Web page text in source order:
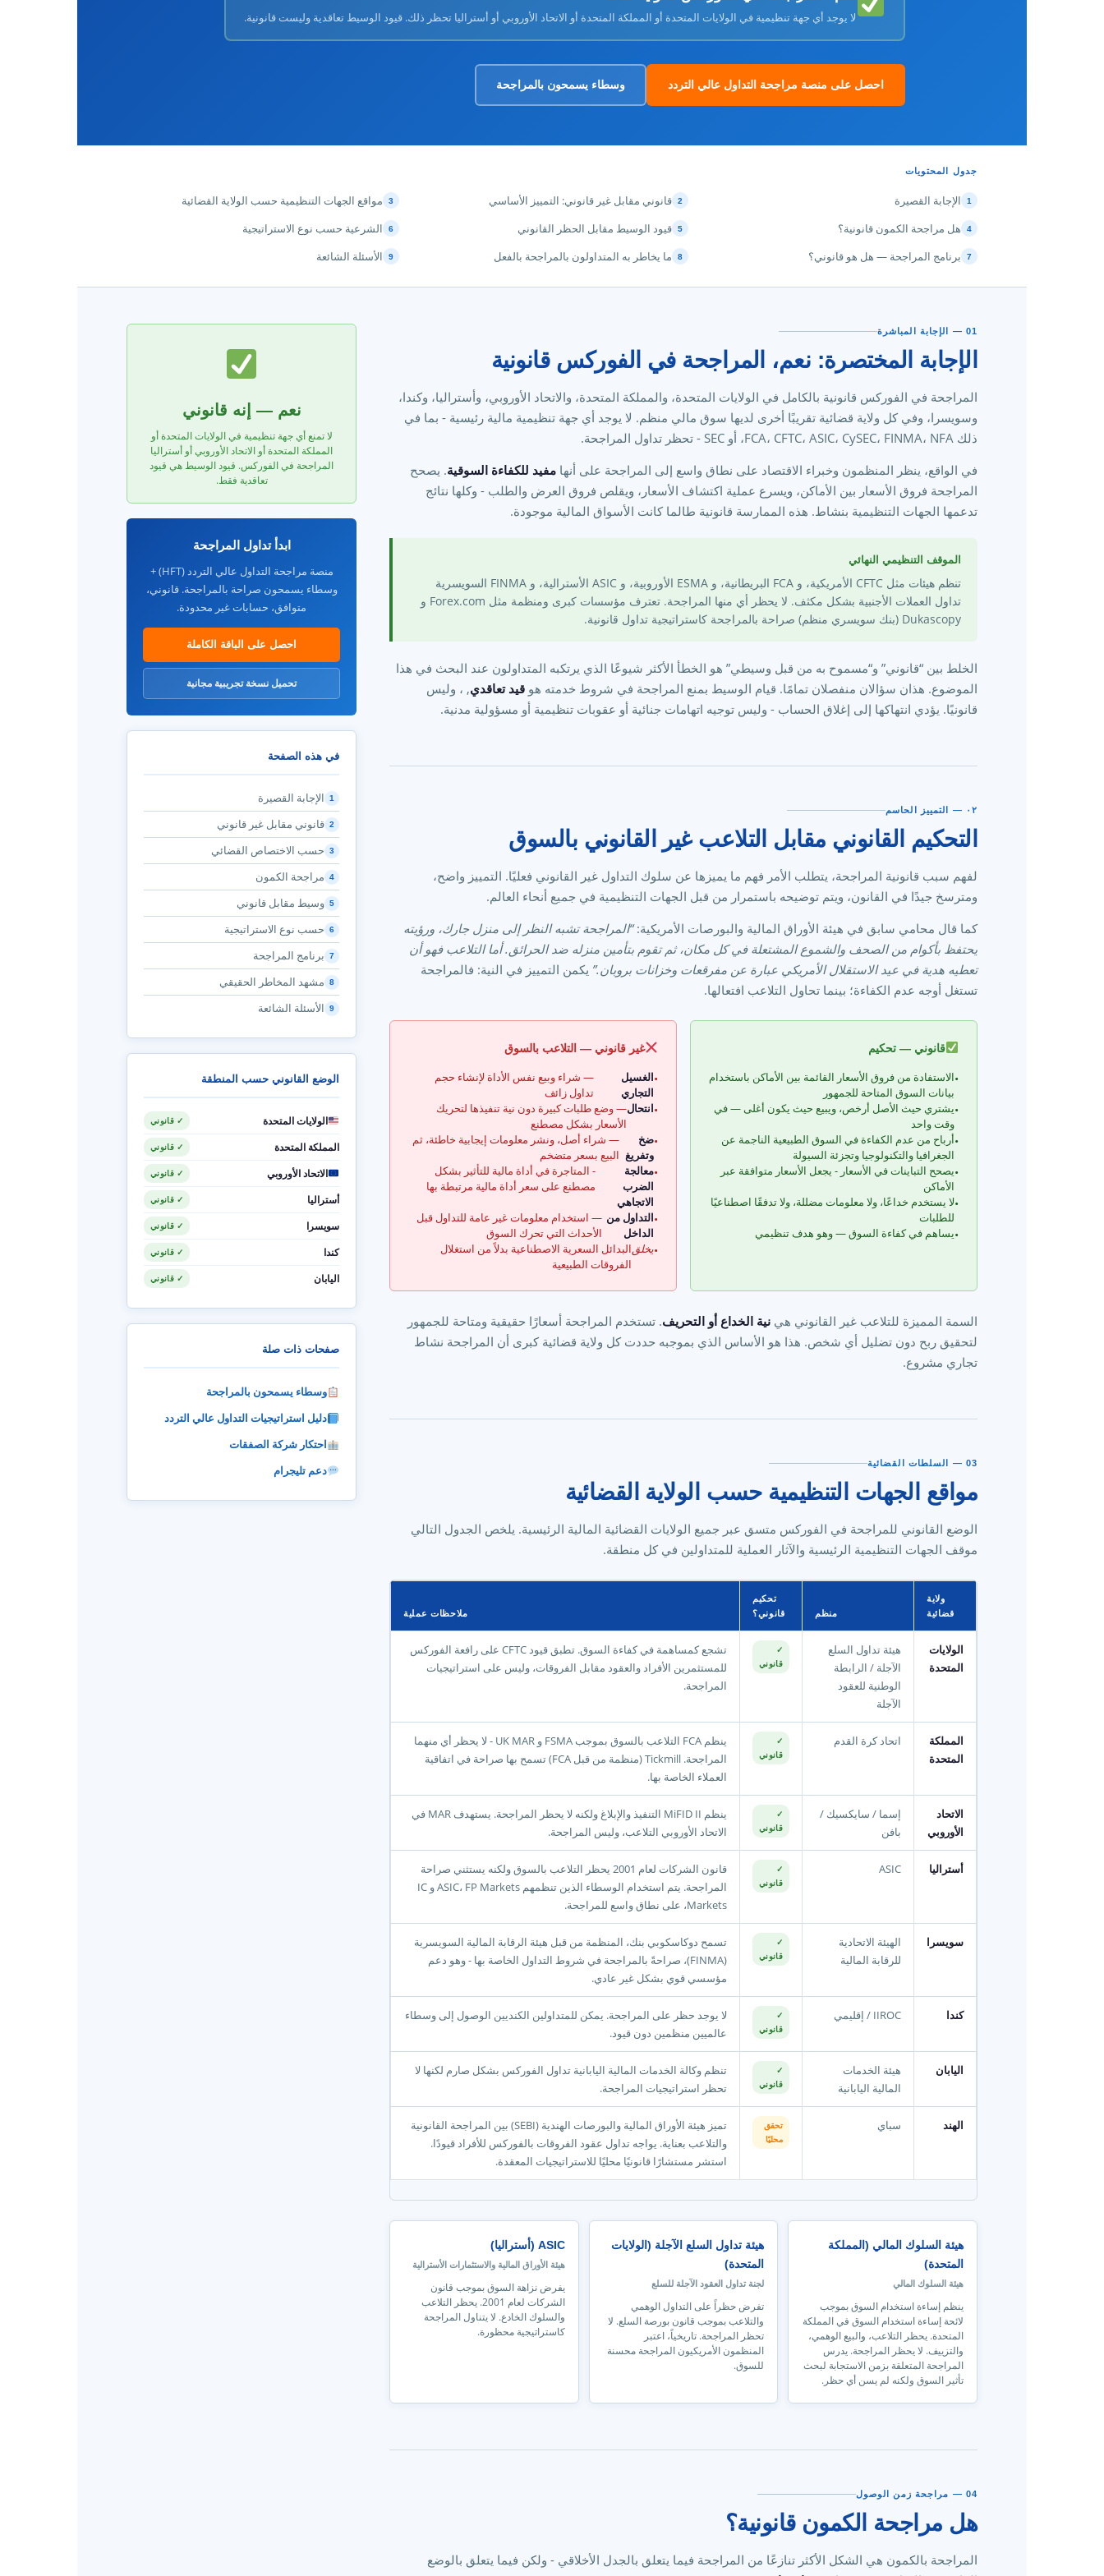
لا يوجد أي جهة تنظيمية في الولايات المتحدة أو المملكة المتحدة أو الاتحاد الأوروبي أو أستراليا تحظر ذلك. قيود الوسيط تعاقدية وليست قانونية.
احصل على منصة مراجحة التداول عالي التردد وسطاء يسمحون بالمراجحة
جدول المحتويات
1 الإجابة القصيرة 2 قانوني مقابل غير قانوني: التمييز الأساسي 3 مواقع الجهات التنظيمية حسب الولاية القضائية
4 هل مراجحة الكمون قانونية؟ 5 قيود الوسيط مقابل الحظر القانوني 6 الشرعية حسب نوع الاستراتيجية
7 برنامج المراجحة — هل هو قانوني؟ 8 ما يخاطر به المتداولون بالمراجحة بالفعل 9 الأسئلة الشائعة
01 — الإجابة المباشرة
الإجابة المختصرة: نعم، المراجحة في الفوركس قانونية
المراجحة في الفوركس قانونية بالكامل في الولايات المتحدة، والمملكة المتحدة، والاتحاد الأوروبي، وأستراليا، وكندا،
وسويسرا، وفي كل ولاية قضائية تقريبًا أخرى لديها سوق مالي منظم. لا يوجد أي جهة تنظيمية مالية رئيسية - بما في
ذلك FCA، CFTC، ASIC، CySEC، FINMA، NFA، أو SEC - تحظر تداول المراجحة.
في الواقع، ينظر المنظمون وخبراء الاقتصاد على نطاق واسع إلى المراجحة على أنها مفيد للكفاءة السوقية. يصحح
المراجحة فروق الأسعار بين الأماكن، ويسرع عملية اكتشاف الأسعار، ويقلص فروق العرض والطلب - وكلها نتائج
تدعمها الجهات التنظيمية بنشاط. هذه الممارسة قانونية طالما كانت الأسواق المالية موجودة.
الموقف التنظيمي النهائي
تنظم هيئات مثل CFTC الأمريكية، و FCA البريطانية، و ESMA الأوروبية، و ASIC الأسترالية، و FINMA السويسرية
تداول العملات الأجنبية بشكل مكثف. لا يحظر أي منها المراجحة. تعترف مؤسسات كبرى ومنظمة مثل Forex.com و
Dukascopy (بنك سويسري منظم) صراحة بالمراجحة كاستراتيجية تداول قانونية.
الخلط بين “قانوني” و“مسموح به من قبل وسيطي” هو الخطأ الأكثر شيوعًا الذي يرتكبه المتداولون عند البحث في هذا
الموضوع. هذان سؤالان منفصلان تمامًا. قيام الوسيط بمنع المراجحة في شروط خدمته هو قيد تعاقدي, ، وليس
قانونيًا. يؤدي انتهاكها إلى إغلاق الحساب - وليس توجيه اتهامات جنائية أو عقوبات تنظيمية أو مسؤولية مدنية.
٠٢ — التمييز الحاسم
التحكيم القانوني مقابل التلاعب غير القانوني بالسوق
لفهم سبب قانونية المراجحة، يتطلب الأمر فهم ما يميزها عن سلوك التداول غير القانوني فعليًا. التمييز واضح،
ومترسخ جيدًا في القانون، ويتم توضيحه باستمرار من قبل الجهات التنظيمية في جميع أنحاء العالم.
كما قال محامي سابق في هيئة الأوراق المالية والبورصات الأمريكية:“المراجحة تشبه النظر إلى منزل جارك، ورؤيته
يحتفظ بأكوام من الصحف والشموع المشتعلة في كل مكان، ثم تقوم بتأمين منزله ضد الحرائق. أما التلاعب فهو أن
تعطيه هدية في عيد الاستقلال الأمريكي عبارة عن مفرقعات وخزانات بروبان.” يكمن التمييز في النية: فالمراجحة
تستغل أوجه عدم الكفاءة؛ بينما تحاول التلاعب افتعالها.
قانوني — تحكيم
•الاستفادة من فروق الأسعار القائمة بين الأماكن باستخدام
بيانات السوق المتاحة للجمهور
•يشتري حيث الأصل أرخص، ويبيع حيث يكون أغلى — في
وقت واحد
•أرباح من عدم الكفاءة في السوق الطبيعية الناجمة عن
الجغرافيا والتكنولوجيا وتجزئة السيولة
•يصحح التباينات في الأسعار - يجعل الأسعار متوافقة عبر
الأماكن
•لا يستخدم خداعًا، ولا معلومات مضللة، ولا تدفقًا اصطناعيًا
للطلبات
•يساهم في كفاءة السوق — وهو هدف تنظيمي
غير قانوني — التلاعب بالسوق
•الغسيل
التجاري
— شراء وبيع نفس الأداة لإنشاء حجم
تداول زائف
•انتحال— وضع طلبات كبيرة دون نية تنفيذها لتحريك
الأسعار بشكل مصطنع
•ضخ
وتفريغ
— شراء أصل، ونشر معلومات إيجابية خاطئة، ثم
البيع بسعر متضخم
•معالجة
الضرب
الاتجاهي
- المتاجرة في أداة مالية للتأثير بشكل
مصطنع على سعر أداة مالية مرتبطة بها
•التداول من
الداخل
— استخدام معلومات غير عامة للتداول قبل
الأحداث التي تحرك السوق
•يخلقالبدائل السعرية الاصطناعية بدلاً من استغلال
الفروقات الطبيعية
السمة المميزة للتلاعب غير القانوني هي نية الخداع أو التحريف. تستخدم المراجحة أسعارًا حقيقية ومتاحة للجمهور
لتحقيق ربح دون تضليل أي شخص. هذا هو الأساس الذي بموجبه حددت كل ولاية قضائية كبرى أن المراجحة نشاط
تجاري مشروع.
03 — السلطات القضائية
مواقع الجهات التنظيمية حسب الولاية القضائية
الوضع القانوني للمراجحة في الفوركس متسق عبر جميع الولايات القضائية المالية الرئيسية. يلخص الجدول التالي
موقف الجهات التنظيمية الرئيسية والآثار العملية للمتداولين في كل منطقة.
ولاية
قضائية
منظم
تحكيم
قانوني؟
ملاحظات عملية
الولايات
المتحدة
هيئة تداول السلع
الآجلة / الرابطة
الوطنية للعقود
الآجلة
✓
قانوني
تشجع كمساهمة في كفاءة السوق. تطبق قيود CFTC على رافعة الفوركس
للمستثمرين الأفراد والعقود مقابل الفروقات، وليس على استراتيجيات
المراجحة.
المملكة
المتحدة
اتحاد كرة القدم
✓
قانوني
ينظم FCA التلاعب بالسوق بموجب FSMA و UK MAR - لا يحظر أي منهما
المراجحة. Tickmill (منظمة من قبل FCA) تسمح بها صراحة في اتفاقية
العملاء الخاصة بها.
الاتحاد
الأوروبي
إسما / سايكسيك /
بافن
✓
قانوني
ينظم MiFID II التنفيذ والإبلاغ ولكنه لا يحظر المراجحة. يستهدف MAR في
الاتحاد الأوروبي التلاعب، وليس المراجحة.
أستراليا ASIC
✓
قانوني
قانون الشركات لعام 2001 يحظر التلاعب بالسوق ولكنه يستثني صراحة
المراجحة. يتم استخدام الوسطاء الذين تنظمهم ASIC، FP Markets و IC
Markets، على نطاق واسع للمراجحة.
سويسرا
الهيئة الاتحادية
للرقابة المالية
✓
قانوني
تسمح دوكاسكوبي بنك، المنظمة من قبل هيئة الرقابة المالية السويسرية
(FINMA)، صراحةً بالمراجحة في شروط التداول الخاصة بها - وهو دعم
مؤسسي قوي بشكل غير عادي.
كندا IIROC / إقليمي
✓
قانوني
لا يوجد حظر على المراجحة. يمكن للمتداولين الكنديين الوصول إلى وسطاء
عالميين منظمين دون قيود.
اليابان
هيئة الخدمات
المالية اليابانية
✓
قانوني
تنظم وكالة الخدمات المالية اليابانية تداول الفوركس بشكل صارم لكنها لا
تحظر استراتيجيات المراجحة.
الهند سباي
تحقق
محليًا
تميز هيئة الأوراق المالية والبورصات الهندية (SEBI) بين المراجحة القانونية
والتلاعب بعناية. يواجه تداول عقود الفروقات بالفوركس للأفراد قيودًا.
استشر مستشارًا قانونيًا محليًا للاستراتيجيات المعقدة.
هيئة السلوك المالي (المملكة
المتحدة)
هيئة السلوك المالي
ينظم إساءة استخدام السوق بموجب
لائحة إساءة استخدام السوق في المملكة
المتحدة. يحظر التلاعب، والبيع الوهمي،
والتزييف. لا يحظر المراجحة. يدرس
المراجحة المتعلقة بزمن الاستجابة لبحث
تأثير السوق ولكنه لم يسن أي حظر.
هيئة تداول السلع الآجلة (الولايات
المتحدة)
لجنة تداول العقود الآجلة للسلع
تفرض حظراً على التداول الوهمي
والتلاعب بموجب قانون بورصة السلع. لا
تحظر المراجحة. تاريخياً، اعتبر
المنظمون الأمريكيون المراجحة محسنة
للسوق.
ASIC (أستراليا)
هيئة الأوراق المالية والاستثمارات الأسترالية
يفرض نزاهة السوق بموجب قانون
الشركات لعام 2001. يحظر التلاعب
والسلوك الخادع. لا يتناول المراجحة
كاستراتيجية محظورة.
04 — مراجحة زمن الوصول
هل مراجحة الكمون قانونية؟
المراجحة بالكمون هي الشكل الأكثر تنازعًا من المراجحة فيما يتعلق بالجدل الأخلاقي - ولكن فيما يتعلق بالوضع
نعم — إنه قانوني
لا تمنع أي جهة تنظيمية في الولايات المتحدة أو
المملكة المتحدة أو الاتحاد الأوروبي أو أستراليا
المراجحة في الفوركس. قيود الوسيط هي قيود
تعاقدية فقط.
ابدأ تداول المراجحة
منصة مراجحة التداول عالي التردد (HFT) +
وسطاء يسمحون صراحة بالمراجحة. قانوني،
متوافق، حسابات غير محدودة.
احصل على الباقة الكاملة
تحميل نسخة تجريبية مجانية
في هذه الصفحة
1 الإجابة القصيرة
2 قانوني مقابل غير قانوني
3 حسب الاختصاص القضائي
4 مراجحة الكمون
5 وسيط مقابل قانوني
6 حسب نوع الاستراتيجية
7 برنامج المراجحة
8 مشهد المخاطر الحقيقي
9 الأسئلة الشائعة
الوضع القانوني حسب المنطقة
الولايات المتحدة ✓ قانوني
المملكة المتحدة ✓ قانوني
الاتحاد الأوروبي ✓ قانوني
أستراليا ✓ قانوني
سويسرا ✓ قانوني
كندا ✓ قانوني
اليابان ✓ قانوني
صفحات ذات صلة
وسطاء يسمحون بالمراجحة
دليل استراتيجيات التداول عالي التردد
احتكار شركة الصفقات
دعم تليجرام